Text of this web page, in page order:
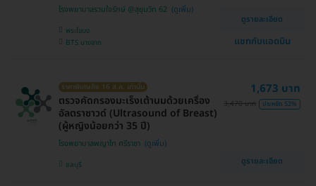
โรงพยาบาลรวมใจรักษ์ @สุขุมวิท 62
พระโขนง
BTS บางจาก
ดูรายละเอียด
แชทกับแอดมิน
ราคาพิเศษถึง 16 ส.ค. เท่านั้น
ตรวจคัดกรองมะเร็งเต้านมด้วยเครื่อง
อัลตราซาวด์ (Ultrasound of Breast)
(ผู้หญิงน้อยกว่า 35 ปี)
โรงพยาบาลพญาไท ศรีราชา
ชลบุรี
1,673 บาท
3,470 บาท ประหยัด 52%
ดูรายละเอียด